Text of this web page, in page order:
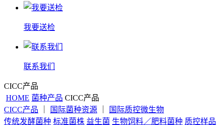
我要送检
联系我们
CICC产品
HOME 菌种产品 CICC产品
CICC产品
国际菌种资源
国际质控微生物
传统发酵菌种 标准菌株 益生菌 生物饲料／肥料菌种 质控样品